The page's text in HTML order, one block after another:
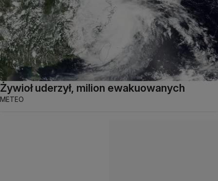
Żywioł uderzył, milion ewakuowanych
METEO